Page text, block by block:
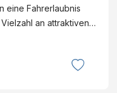
eine Fahrerlaubnis
an attraktiven…